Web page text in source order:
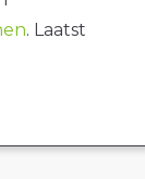
. Laatst